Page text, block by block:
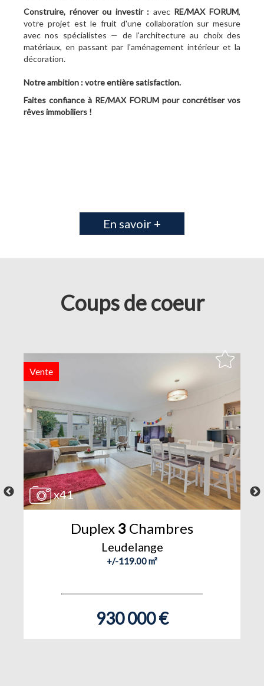
Construire, rénover ou investir : avec RE/MAX FORUM,
votre projet est le fruit d'une collaboration sur mesure
avec nos spécialistes — de l'architecture au choix des
matériaux, en passant par l'aménagement intérieur et la
décoration.
Notre ambition : votre entière satisfaction.
Faites confiance à RE/MAX FORUM pour concrétiser vos
rêves immobiliers !
En savoir +
Coups de coeur
x41
Vente
Duplex 3 Chambres
Leudelange
+/-119.00 m²
930 000 €